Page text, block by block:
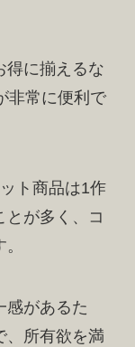
得に揃えるな
非常に便利で
ト商品は1作
とが多く、コ
感があるた
、所有欲を満